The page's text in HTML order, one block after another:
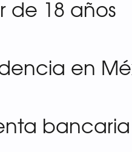
de 18 años
en